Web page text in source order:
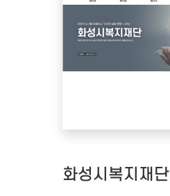
화성시복지재단